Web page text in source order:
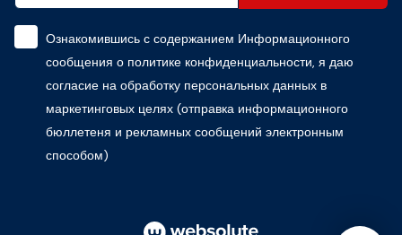
Ознакомившись с содержанием Информационного
сообщения о политике конфиденциальности, я даю
согласие на обработку персональных данных в
маркетинговых целях (отправка информационного
бюллетеня и рекламных сообщений электронным
способом)